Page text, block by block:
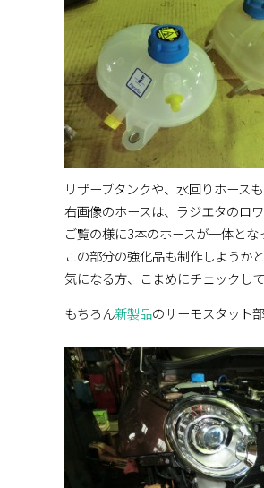
リザーブタンクや、水回りホースも
右画像のホースは、ラジエタのロワ
ご覧の様に3本のホースが一体とな
この部分の強化品も制作しようかと
気になる方、こまめにチェックして
もちろん新製品のサーモスタット